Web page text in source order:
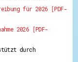
Themenabende
für 2026 [PDF-
2026 [PDF-
durch